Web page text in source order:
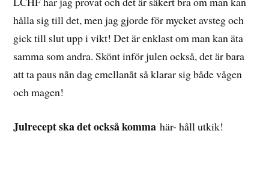
hålla sig till det, men jag gjorde för mycket avsteg och
gick till slut upp i vikt! Det är enklast om man kan äta
samma som andra. Skönt inför julen också, det är bara
att ta paus nån dag emellanåt så klarar sig både vågen
och magen!
Julrecept ska det också komma här- håll utkik!